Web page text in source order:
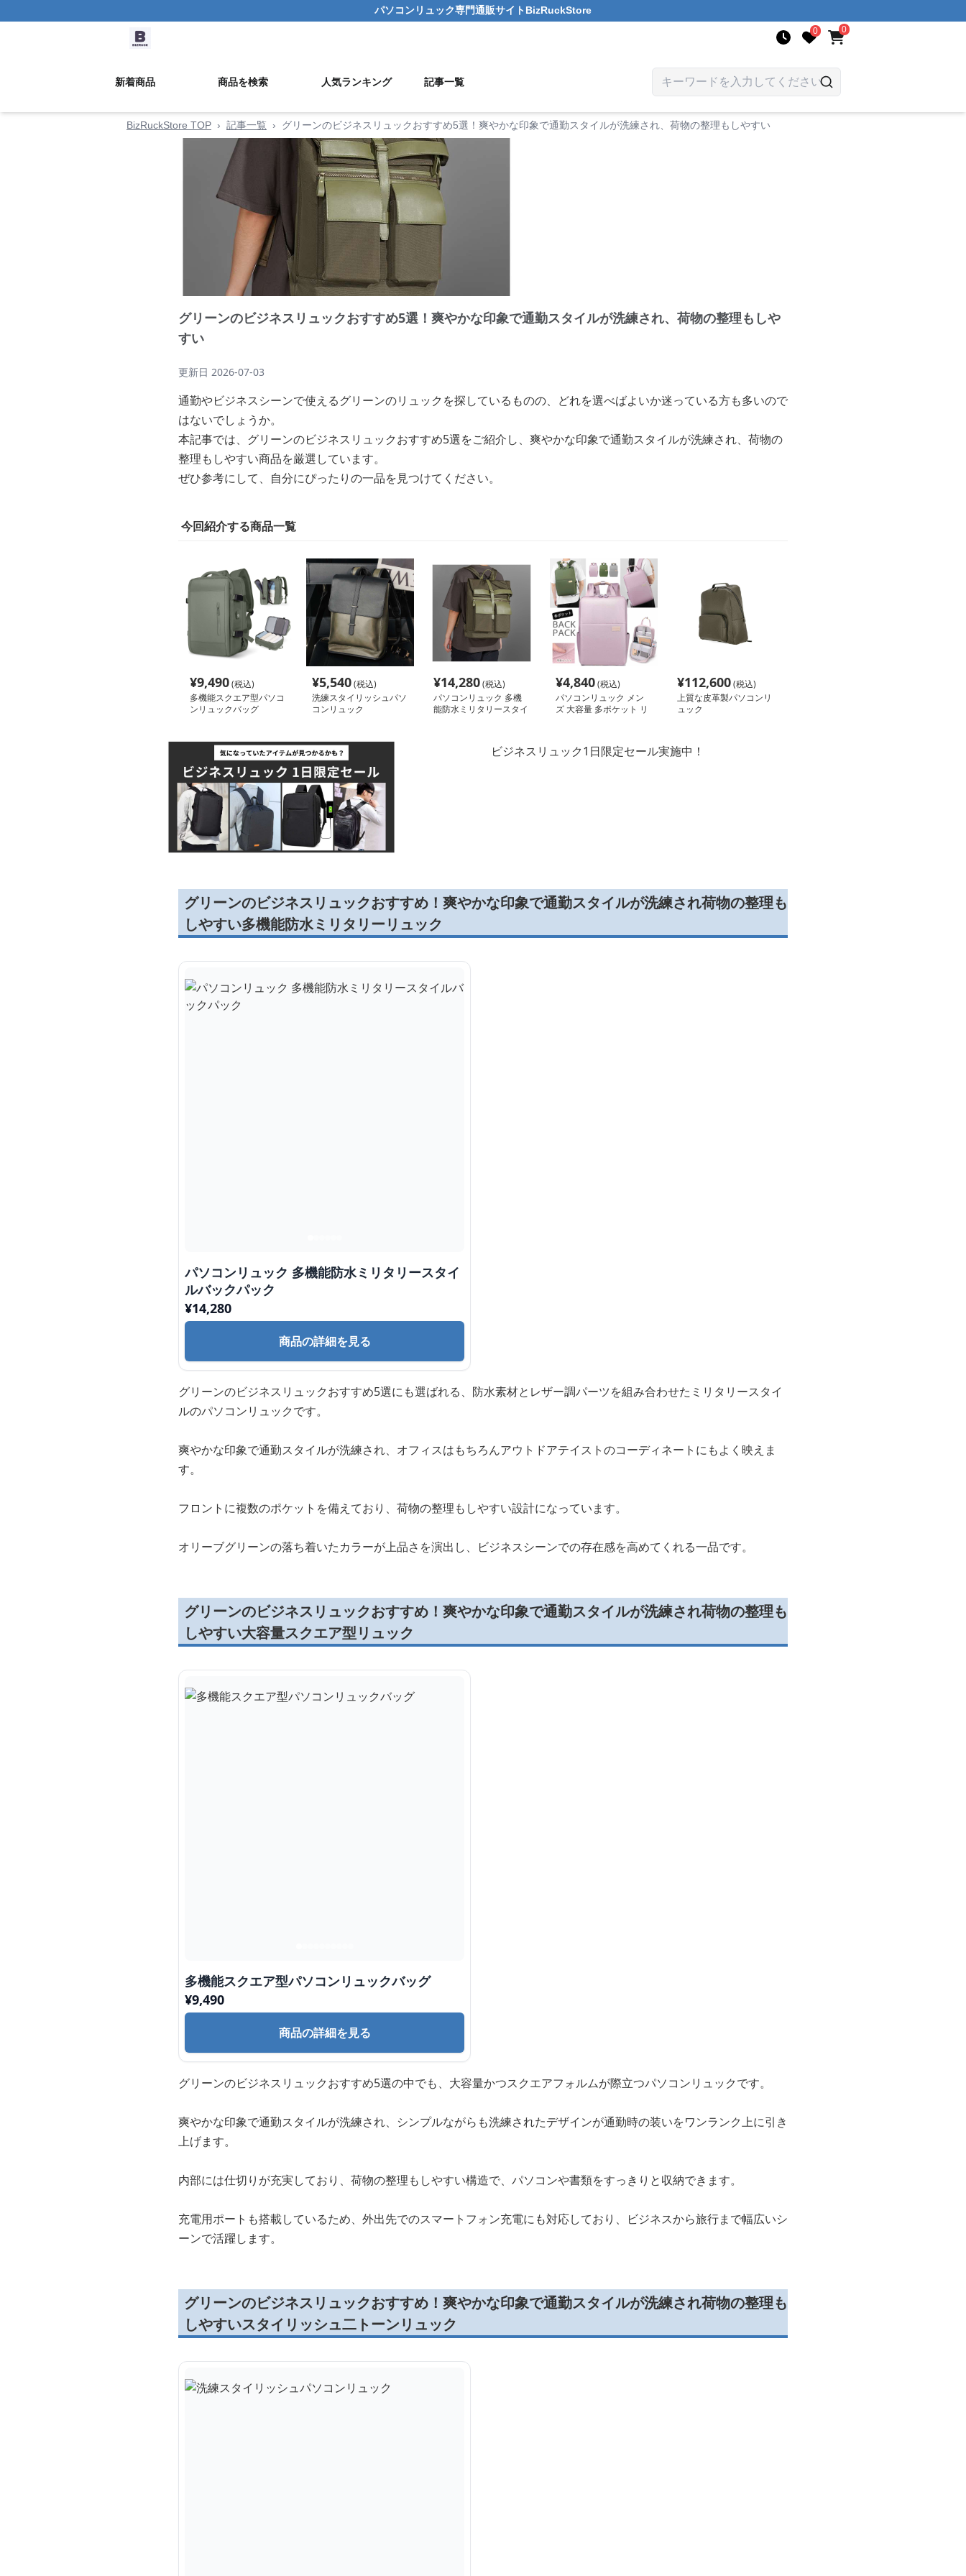
パソコンリュック専門通販サイト BizRuckStore
0 0
新着商品 商品を検索 人気ランキング 記事一覧
BizRuckStore TOP › 記事一覧 › グリーンのビジネスリュックおすすめ5選！爽やかな印象で通勤スタイルが洗練され、荷物の整理もしやすい
グリーンのビジネスリュックおすすめ5選！爽やかな印象で通勤スタイルが洗練され、荷物の整理もしや
すい
更新日 2026-07-03
通勤やビジネスシーンで使えるグリーンのリュックを探しているものの、どれを選べばよいか迷っている方も多いので
はないでしょうか。
本記事では、グリーンのビジネスリュックおすすめ5選をご紹介し、爽やかな印象で通勤スタイルが洗練され、荷物の
整理もしやすい商品を厳選しています。
ぜひ参考にして、自分にぴったりの一品を見つけてください。
今回紹介する商品一覧
¥9,490(税込)
多機能スクエア型パソコ
ンリュックバッグ
¥5,540(税込)
洗練スタイリッシュパソ
コンリュック
¥14,280(税込)
パソコンリュック 多機
能防水ミリタリースタイ
¥4,840(税込)
パソコンリュック メン
ズ 大容量 多ポケット リ
¥112,600(税込)
上質な皮革製パソコンリ
ュック
ビジネスリュック1日限定セール実施中！
グリーンのビジネスリュックおすすめ！爽やかな印象で通勤スタイルが洗練され荷物の整理も
しやすい多機能防水ミリタリーリュック
パソコンリュック 多機能防水ミリタリースタイ
ルバックパック
¥14,280
商品の詳細を見る
グリーンのビジネスリュックおすすめ5選にも選ばれる、防水素材とレザー調パーツを組み合わせたミリタリースタイ
ルのパソコンリュックです。
爽やかな印象で通勤スタイルが洗練され、オフィスはもちろんアウトドアテイストのコーディネートにもよく映えま
す。
フロントに複数のポケットを備えており、荷物の整理もしやすい設計になっています。
オリーブグリーンの落ち着いたカラーが上品さを演出し、ビジネスシーンでの存在感を高めてくれる一品です。
グリーンのビジネスリュックおすすめ！爽やかな印象で通勤スタイルが洗練され荷物の整理も
しやすい大容量スクエア型リュック
多機能スクエア型パソコンリュックバッグ
¥9,490
商品の詳細を見る
グリーンのビジネスリュックおすすめ5選の中でも、大容量かつスクエアフォルムが際立つパソコンリュックです。
爽やかな印象で通勤スタイルが洗練され、シンプルながらも洗練されたデザインが通勤時の装いをワンランク上に引き
上げます。
内部には仕切りが充実しており、荷物の整理もしやすい構造で、パソコンや書類をすっきりと収納できます。
充電用ポートも搭載しているため、外出先でのスマートフォン充電にも対応しており、ビジネスから旅行まで幅広いシ
ーンで活躍します。
グリーンのビジネスリュックおすすめ！爽やかな印象で通勤スタイルが洗練され荷物の整理も
しやすいスタイリッシュ二トーンリュック